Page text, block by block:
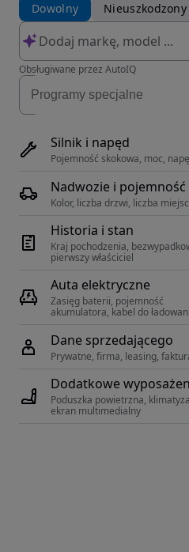
Dowolny
Nieuszkodzony
Obsługiwane przez AutoIQ
Silnik i napęd
Pojemność skokowa, moc,
Nadwozie i pojemność
Kolor, liczba drzwi, liczba miejsc
Historia i stan
Kraj pochodzenia,
pierwszy właściciel
Auta elektryczne
Zasięg baterii, pojemność
akumulatora, kabel do
Dane sprzedającego
Prywatne, firma, leasing,
Dodatkowe
Poduszka powietrzna,
ekran multimedialny